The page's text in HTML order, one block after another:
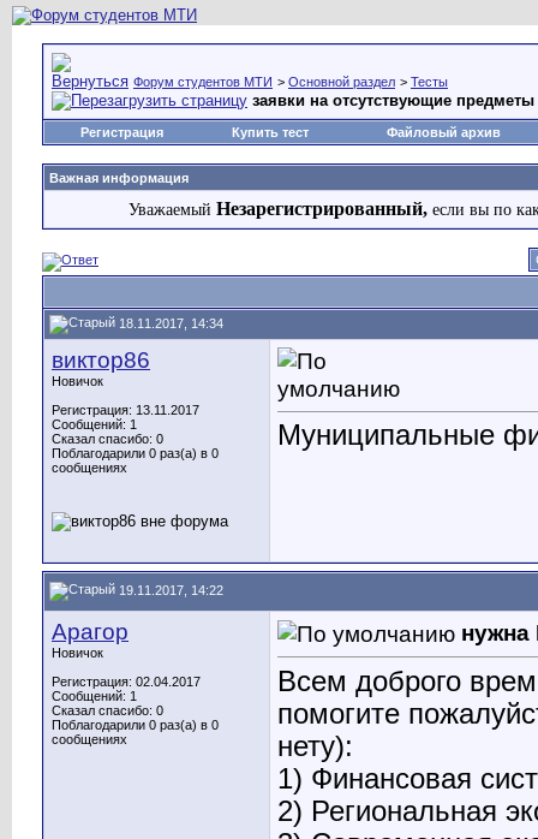
Форум студентов МТИ > Основной раздел > Тесты
заявки на отсутствующие предметы
Регистрация Купить тест Файловый архив
Важная информация
Уважаемый Незарегистрированный, если вы по
18.11.2017, 14:34
виктор86
Новичок
Регистрация: 13.11.2017
Сообщений: 1
Сказал спасибо: 0
Поблагодарили 0 раз(а) в 0
сообщениях
Муниципальные
19.11.2017, 14:22
Арагор
Новичок
Регистрация: 02.04.2017
Сообщений: 1
Сказал спасибо: 0
Поблагодарили 0 раз(а) в 0
сообщениях
Всем доброго
помогите
нету):
1) Финансовая
2) Региональная